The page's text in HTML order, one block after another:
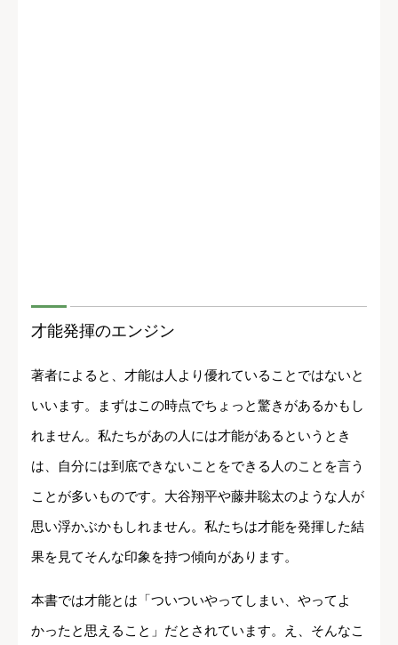
才能発揮のエンジン
著者によると、才能は人より優れていることではないと
いいます。まずはこの時点でちょっと驚きがあるかもし
れません。私たちがあの人には才能があるというとき
は、自分には到底できないことをできる人のことを言う
ことが多いものです。大谷翔平や藤井聡太のような人が
思い浮かぶかもしれません。私たちは才能を発揮した結
果を見てそんな印象を持つ傾向があります。
本書では才能とは「ついついやってしまい、やってよ
かったと思えること」だとされています。え、そんなこ